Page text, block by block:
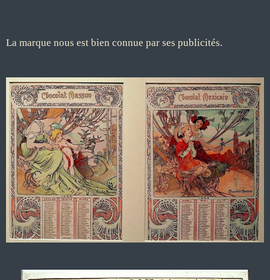
La marque nous est bien connue par ses publicités.